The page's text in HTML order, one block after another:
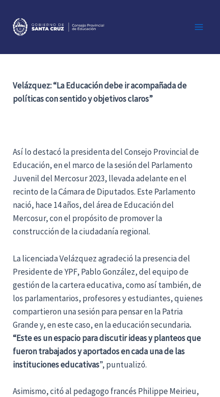
contenido
Velázquez: “La Educación debe ir acompañada de
políticas con sentido y objetivos claros”
Así lo destacó la presidenta del Consejo Provincial de
Educación, en el marco de la sesión del Parlamento
Juvenil del Mercosur 2023, llevada adelante en el
recinto de la Cámara de Diputados. Este Parlamento
nació, hace 14 años, del área de Educación del
Mercosur, con el propósito de promover la
construcción de la ciudadanía regional.
La licenciada Velázquez agradeció la presencia del
Presidente de YPF, Pablo González, del equipo de
gestión de la cartera educativa, como así también, de
los parlamentarios, profesores y estudiantes, quienes
compartieron una sesión para pensar en la Patria
Grande y, en este caso, en la educación secundaria.
“Este es un espacio para discutir ideas y planteos que
fueron trabajados y aportados en cada una de las
instituciones educativas”, puntualizó.
Asimismo, citó al pedagogo francés Philippe Meirieu,